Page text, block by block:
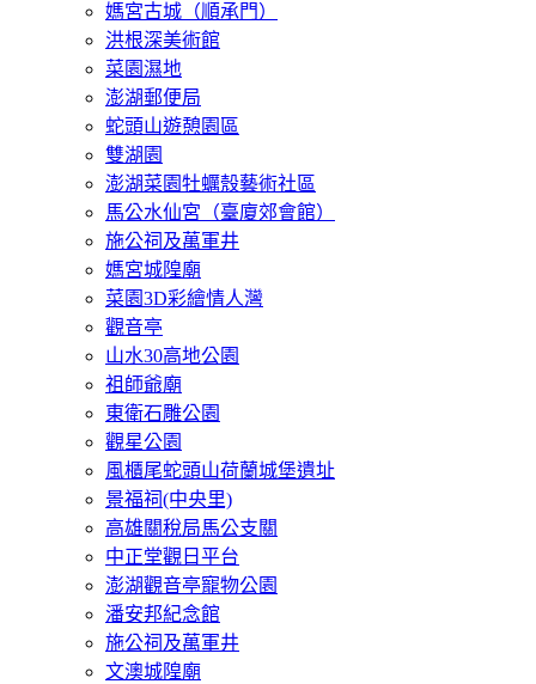
媽宮古城（順承門）
洪根深美術館
菜園濕地
澎湖郵便局
蛇頭山遊憩園區
雙湖園
澎湖菜園牡蠣殼藝術社區
馬公水仙宮（臺廈郊會館）
施公祠及萬軍井
媽宮城隍廟
菜園3D彩繪情人灣
觀音亭
山水30高地公園
祖師爺廟
東衛石雕公園
觀星公園
風櫃尾蛇頭山荷蘭城堡遺址
景福祠(中央里)
高雄關稅局馬公支關
中正堂觀日平台
澎湖觀音亭寵物公園
潘安邦紀念館
施公祠及萬軍井
文澳城隍廟